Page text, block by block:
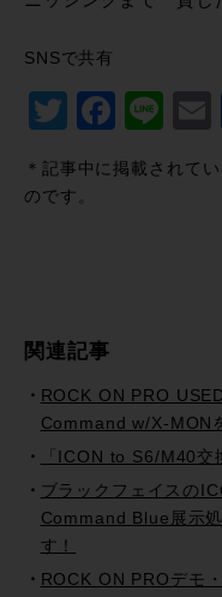
SNSで共有
Twitter
＊記事中に掲載されて
のです。
関連記事
ROCK ON PRO
Command w/X-MON
「ICON to S6/M40
ブラックフェイスの
Command Blue展示
す！
ROCK ON PROデモ